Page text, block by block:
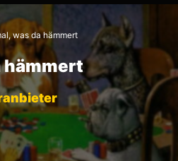
was da hämmert
hämmert